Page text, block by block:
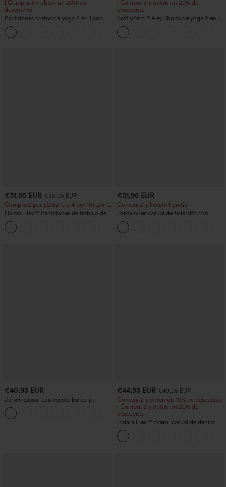
| Compra 3 y obtén un 20% de
descuento
Pantalones cortos de yoga 2 en 1 con
bolsillo trasero de talle muy alto y
bolsillo lateral oculto de 5&#39;&#39;
de longitud más larga
| Compra 3 y obtén un 20% de
descuento
SoftlyZero™ Airy Shorts de yoga 2 en 1
InstantCool de talle súper alto, 7" con
bolsillos
€31,95 EUR €35,95 EUR
Compra 2 por 52,62 € o 4 por 105,24 €.
Halara Flex™ Pantalones de trabajo de
talle alto, moldeadores del cuerpo, que
estilizan la cintura, con bolsillos, de
pierna ancha en micro‑waffle
€31,95 EUR
Compra 2 y llévate 1 gratis
Pantalones casual de talle alto con
cordón, pernera ancha, en mezcla de
lino y con bolsillos
€40,95 EUR
Jersey casual con escote barco y
mangas murciélago
€44,95 EUR €49,95 EUR
Compra 2 y obtén un 10% de descuento
| Compra 3 y obtén un 20% de
descuento
Halara Flex™ overol casual de denim
lavado con escote en V y bolsillos